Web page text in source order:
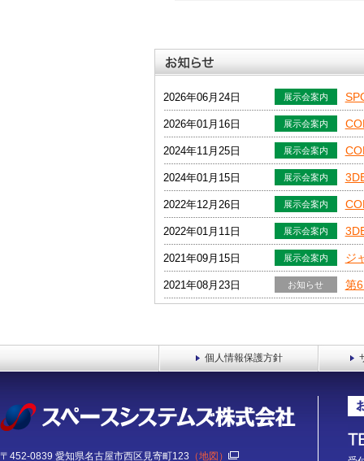
2026年06月24日 展示会案内
2026年01月16日 展示会案内
2024年11月25日 展示会案内
2024年01月15日 展示会案内
2022年12月26日 展示会案内
2022年01月11日 展示会案内
2021年09月15日 展示会案内 ジ
2021年08月23日 お知らせ 第
個人情報保護方針
〒452-0839 愛知県名古屋市西区見寄町123 （地図）